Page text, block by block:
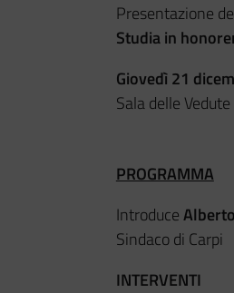
Presentazione
Studia in
Giovedì 21
Sala delle
PROGRAMMA
Introduce
Sindaco di Carpi
INTERVENTI